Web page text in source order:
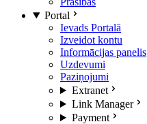
Portal
Ievads Portalā
Izveidot kontu
Informācijas panelis
Uzdevumi
Paziņojumi
Extranet
Link Manager
Payment